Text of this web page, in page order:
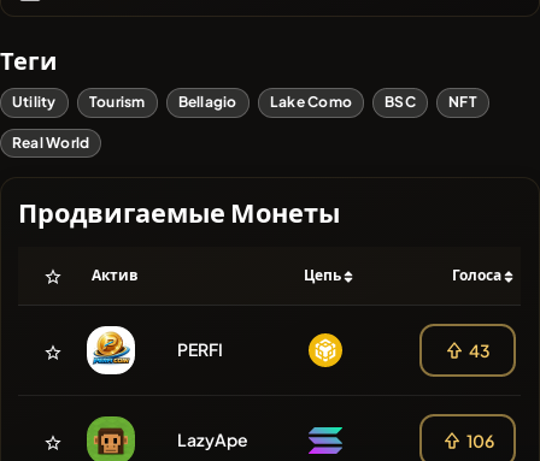
Теги
Utility Tourism Bellagio Lake Como BSC NFT
Real World
Продвигаемые Монеты
Актив Цепь Голоса
PERFI 43
LazyApe 106